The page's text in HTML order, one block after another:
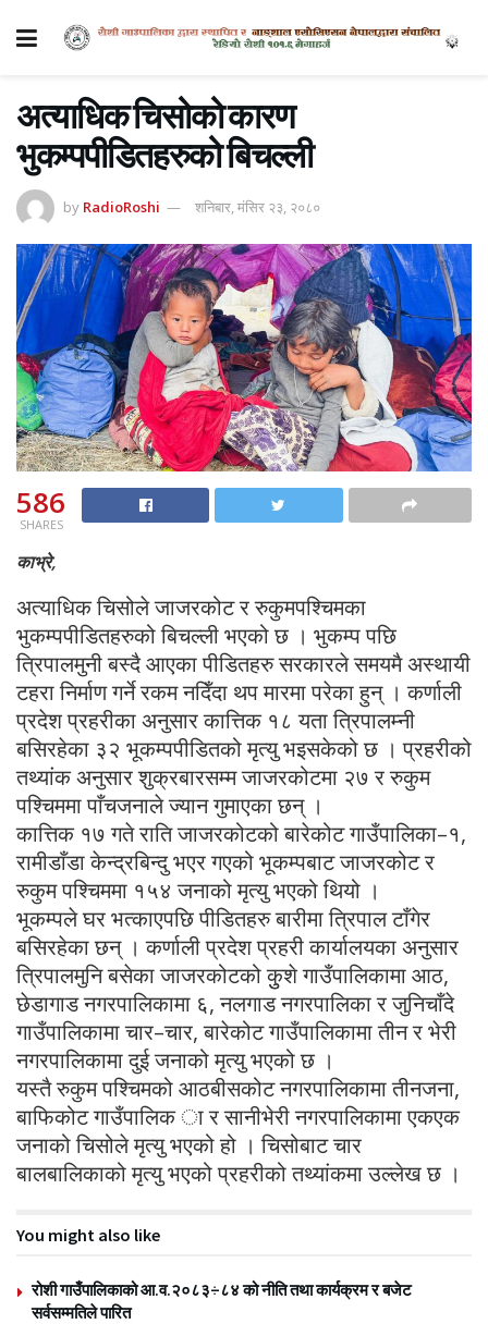
अत्याधिक चिसोको कारण
भुकम्पपीडितहरुको बिचल्ली
by RadioRoshi शनिबार, मंसिर २३, २०८०
586
SHARES
काभ्रे,
अत्याधिक चिसोले जाजरकोट र रुकुमपश्चिमका
भुकम्पपीडितहरुको बिचल्ली भएको छ । भुकम्प पछि
त्रिपालमुनी बस्दै आएका पीडितहरु सरकारले समयमै अस्थायी
टहरा निर्माण गर्ने रकम नदिँदा थप मारमा परेका हुन् । कर्णाली
प्रदेश प्रहरीका अनुसार कात्तिक १८ यता त्रिपालम्नी
बसिरहेका ३२ भूकम्पपीडितको मृत्यु भइसकेको छ । प्रहरीको
तथ्यांक अनुसार शुक्रबारसम्म जाजरकोटमा २७ र रुकुम
पश्चिममा पाँचजनाले ज्यान गुमाएका छन् ।
कात्तिक १७ गते राति जाजरकोटको बारेकोट गाउँपालिका–१,
रामीडाँडा केन्द्रबिन्दु भएर गएको भूकम्पबाट जाजरकोट र
रुकुम पश्चिममा १५४ जनाको मृत्यु भएको थियो ।
भूकम्पले घर भत्काएपछि पीडितहरु बारीमा त्रिपाल टाँगेर
बसिरहेका छन् । कर्णाली प्रदेश प्रहरी कार्यालयका अनुसार
त्रिपालमुनि बसेका जाजरकोटको कुुशे गाउँपालिकामा आठ,
छेडागाड नगरपालिकामा ६, नलगाड नगरपालिका र जुनिचाँदे
गाउँपालिकामा चार–चार, बारेकोट गाउँपालिकामा तीन र भेरी
नगरपालिकामा दुई जनाको मृत्यु भएको छ ।
यस्तै रुकुम पश्चिमको आठबीसकोट नगरपालिकामा तीनजना,
बाफिकोट गाउँपालिक ा र सानीभेरी नगरपालिकामा एकएक
जनाको चिसोले मृत्यु भएको हो । चिसोबाट चार
बालबालिकाको मृत्यु भएको प्रहरीको तथ्यांकमा उल्लेख छ ।
You might also like
रोशी गाउँपालिकाको आ.व.२०८३÷८४ को नीति तथा कार्यक्रम र बजेट
सर्वसम्मतिले पारित